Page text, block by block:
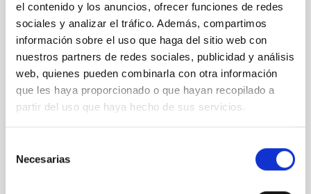
el contenido y los anuncios, ofrecer funciones de redes
sociales y analizar el tráfico. Además, compartimos
información sobre el uso que haga del sitio web con
nuestros partners de redes sociales, publicidad y análisis
web, quienes pueden combinarla con otra información
que les haya proporcionado o que hayan recopilado a
partir del uso que haya hecho de sus servicios.
Necesarias
Nórdico en el Observatorio del Roque de
los Muchachos en La Palma
El objeto del Convenio es la operación del NOT en el
ORM, La Palma, en los términos y condiciones que se
establecen en el Artículo 3 del Protocolo del Tratado
Internacional y las que se contemplan en